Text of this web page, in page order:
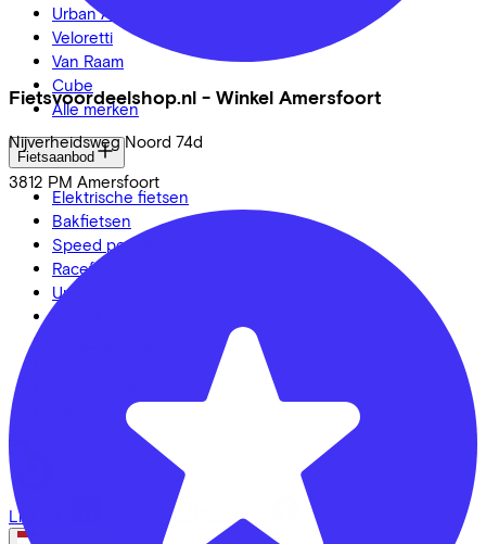
Fietsvoordeelshop.nl - Winkel Amersfoort
Nijverheidsweg Noord 74d
3812 PM Amersfoort
Urban Arrow
Veloretti
Van Raam
Cube
Alle merken
Fietsaanbod
Elektrische fietsen
Bakfietsen
Speed pedelecs
Racefietsen
Urban fietsen
Alle fietsen
LinkedIn Instagram Facebook